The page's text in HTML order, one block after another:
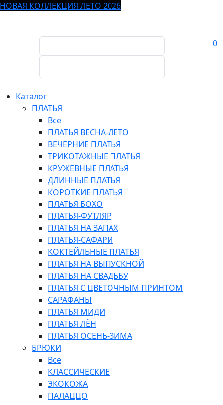
НОВАЯ КОЛЛЕКЦИЯ ЛЕТО 2026
0
Каталог
ПЛАТЬЯ
Все
ПЛАТЬЯ ВЕСНА-ЛЕТО
ВЕЧЕРНИЕ ПЛАТЬЯ
ТРИКОТАЖНЫЕ ПЛАТЬЯ
КРУЖЕВНЫЕ ПЛАТЬЯ
ДЛИННЫЕ ПЛАТЬЯ
КОРОТКИЕ ПЛАТЬЯ
ПЛАТЬЯ БОХО
ПЛАТЬЯ-ФУТЛЯР
ПЛАТЬЯ НА ЗАПАХ
ПЛАТЬЯ-САФАРИ
КОКТЕЙЛЬНЫЕ ПЛАТЬЯ
ПЛАТЬЯ НА ВЫПУСКНОЙ
ПЛАТЬЯ НА СВАДЬБУ
ПЛАТЬЯ С ЦВЕТОЧНЫМ ПРИНТОМ
САРАФАНЫ
ПЛАТЬЯ МИДИ
ПЛАТЬЯ ЛЁН
ПЛАТЬЯ ОСЕНЬ-ЗИМА
БРЮКИ
Все
КЛАССИЧЕСКИЕ
ЭКОКОЖА
ПАЛАЦЦО